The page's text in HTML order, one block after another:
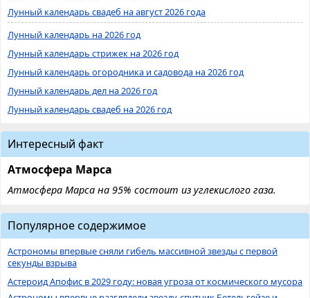
Лунный календарь свадеб на август 2026 года
Лунный календарь на 2026 год
Лунный календарь стрижек на 2026 год
Лунный календарь огородника и садовода на 2026 год
Лунный календарь дел на 2026 год
Лунный календарь свадеб на 2026 год
Интересный факт
Атмосфера Марса
Атмосфера Марса на 95% состоит из углекислого газа.
Популярное содержимое
Астрономы впервые сняли гибель массивной звезды с первой
секунды взрыва
Астероид Апофис в 2029 году: новая угроза от космического мусора